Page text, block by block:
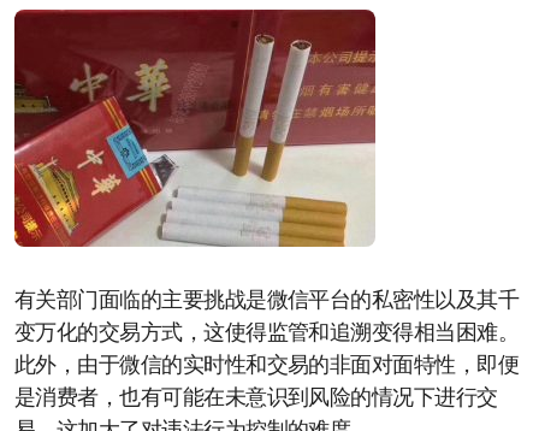
有关部门面临的主要挑战是微信平台的私密性以及其千
变万化的交易方式，这使得监管和追溯变得相当困难。
此外，由于微信的实时性和交易的非面对面特性，即便
是消费者，也有可能在未意识到风险的情况下进行交